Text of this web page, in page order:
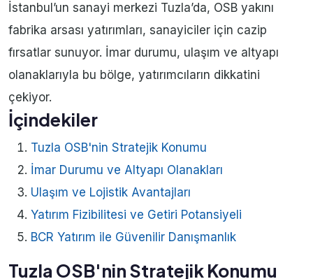
İstanbul’un sanayi merkezi Tuzla’da, OSB yakını
fabrika arsası yatırımları, sanayiciler için cazip
fırsatlar sunuyor. İmar durumu, ulaşım ve altyapı
olanaklarıyla bu bölge, yatırımcıların dikkatini
çekiyor.
İçindekiler
Tuzla OSB'nin Stratejik Konumu
İmar Durumu ve Altyapı Olanakları
Ulaşım ve Lojistik Avantajları
Yatırım Fizibilitesi ve Getiri Potansiyeli
BCR Yatırım ile Güvenilir Danışmanlık
Tuzla OSB'nin Stratejik Konumu